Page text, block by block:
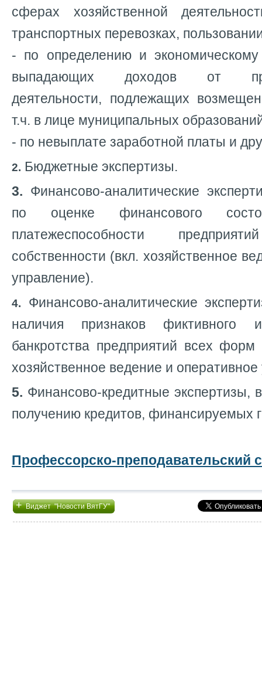
сферах хозяйственной
транспортных перевозках,
- по определению и
выпадающих доходов от
деятельности, подлежащих
т.ч. в лице муниципальных
- по невыплате заработной платы и
2. Бюджетные экспертизы.
3. Финансово-аналитические
по оценке финансового
платежеспособности
собственности (вкл. хозяйственное
управление).
4.
Финансово-аналитические
наличия признаков фиктивного
банкротства предприятий всех форм
хозяйственное ведение и
5. Финансово-кредитные экспертизы,
получению кредитов, финансируемых
Профессорско-преподавательский
+Виджет "Новости ВятГУ"